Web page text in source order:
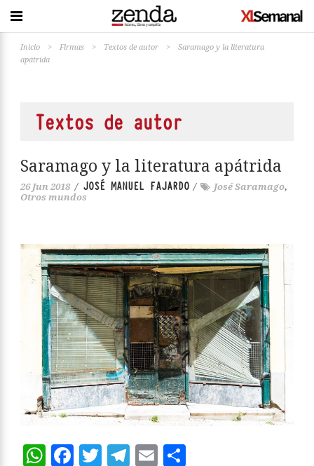
Inicio > Firmas > Textos de autor >
Saramago y la literatura
apátrida
Textos de autor
Saramago y la literatura apátrida
26 Jun 2018 / JOSÉ MANUEL FAJARDO / José Saramago,
Otros mundos
WhatsApp
Facebook
Twitter
Telegram
Email